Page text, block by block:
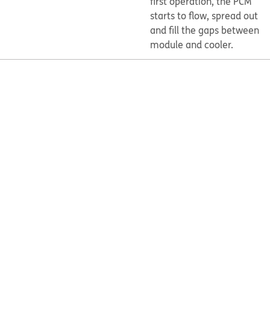
starts to flow, spread out
and fill the gaps between
module and cooler.